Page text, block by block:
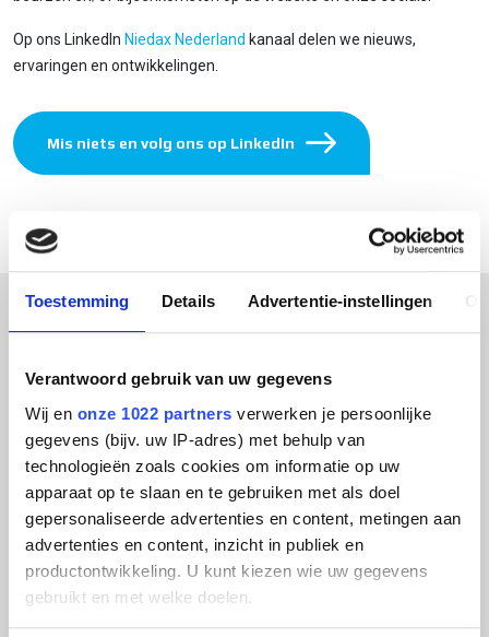
Toestemming Details Advertentie-instellingen
Verantwoord gebruik van uw gegevens
Wij en onze 1022 partners verwerken je persoonlijke
gegevens (bijv. uw IP-adres) met behulp van
technologieën zoals cookies om informatie op uw
apparaat op te slaan en te gebruiken met als doel
gepersonaliseerde advertenties en content, metingen aan
advertenties en content, inzicht in publiek en
productontwikkeling. U kunt kiezen wie uw gegevens
gebruikt en met welke doelen.
Op ons LinkedIn Niedax Nederland kanaal delen we nieuws,
ervaringen en ontwikkelingen.
Mis niets en volg ons op LinkedIn
INTERNATIONALE BEURS- EN
CONGRESDEELNAME